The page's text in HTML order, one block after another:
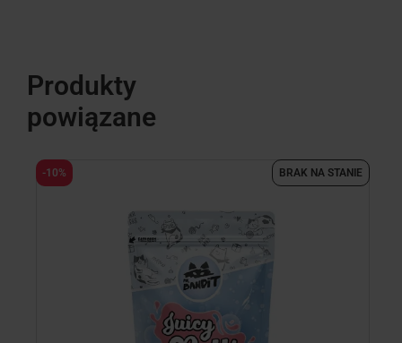
Produkty
powiązane
-10% BRAK NA STANIE